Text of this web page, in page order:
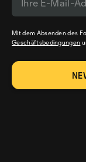
Mit dem Absenden des
Geschäftsbedingungen